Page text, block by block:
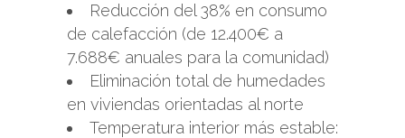
Reducción del 38% en consumo
de calefacción (de 12.400€ a
7.688€ anuales para la comunidad)
Eliminación total de humedades
en viviendas orientadas al norte
Temperatura interior más estable: